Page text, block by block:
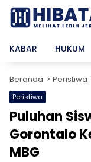
Langsung
konten
KABAR
HUKUM
Beranda Peristiwa
Peristiwa
Puluhan
Gorontalo
MBG